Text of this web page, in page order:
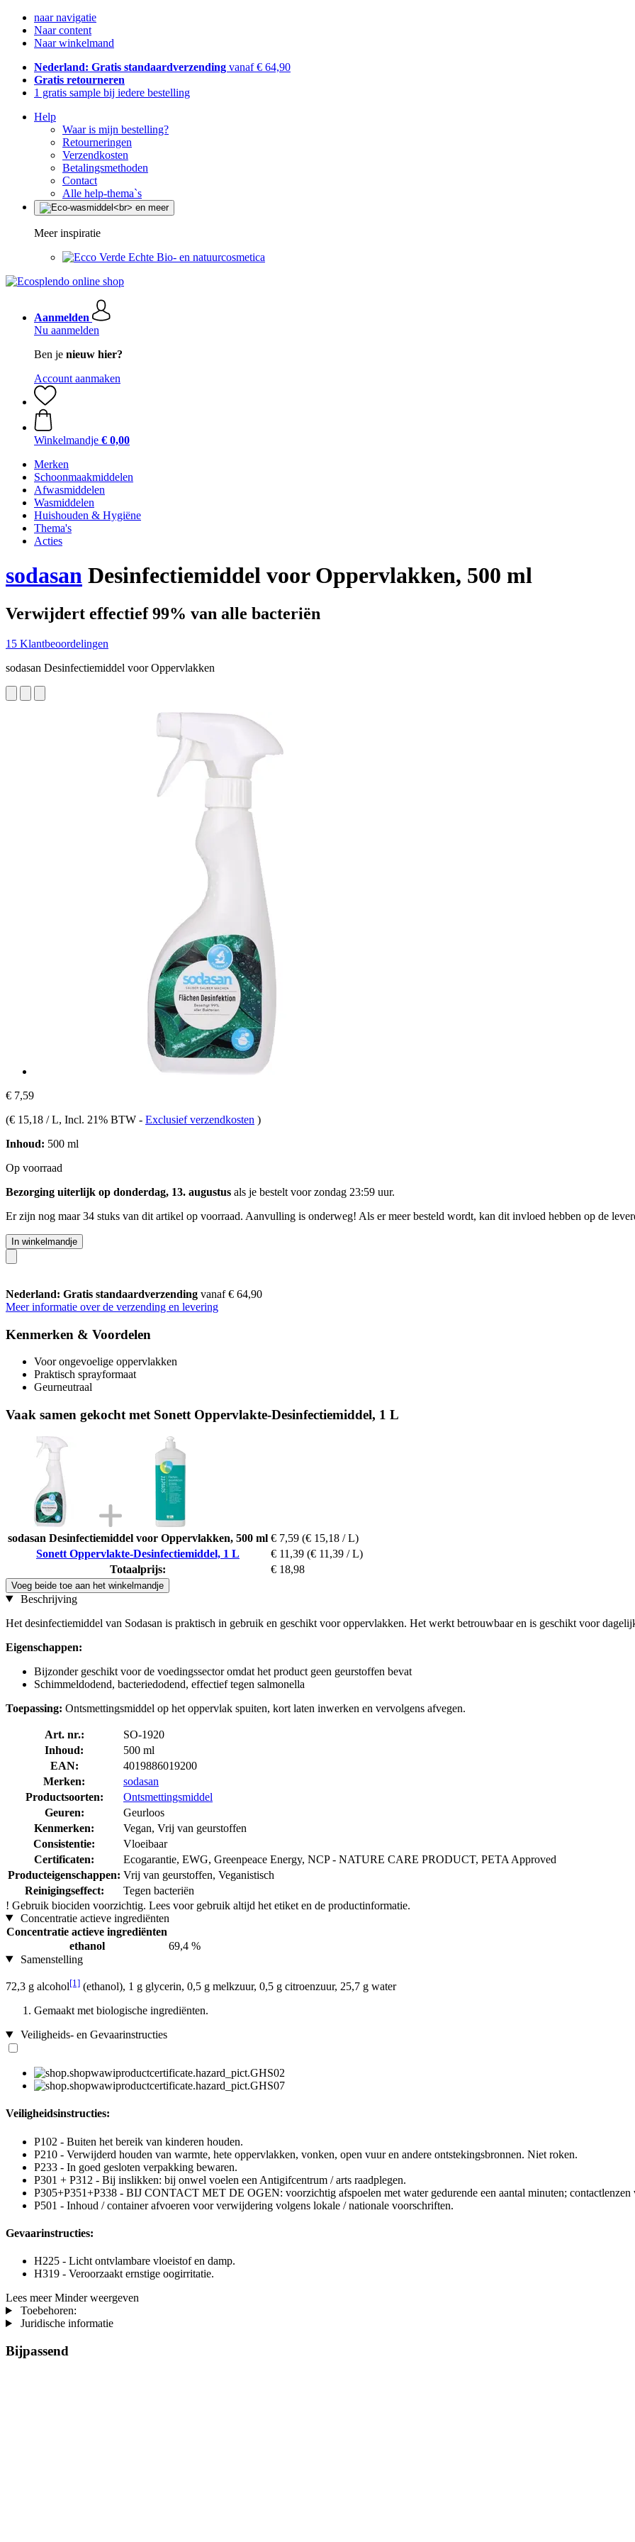
naar navigatie
Naar content
Naar winkelmand
Nederland: Gratis standaardverzending vanaf € 64,90
Gratis retourneren
1 gratis sample bij iedere bestelling
Help
Waar is mijn bestelling?
Retourneringen
Verzendkosten
Betalingsmethoden
Contact
Alle help-thema`s
Meer inspiratie
Echte Bio- en natuurcosmetica
Aanmelden
Nu aanmelden
Ben je nieuw hier?
Account aanmaken
Winkelmandje € 0,00
Merken
Schoonmaakmiddelen
Afwasmiddelen
Wasmiddelen
Huishouden & Hygiëne
Thema's
Acties
sodasan Desinfectiemiddel voor Oppervlakken, 500 ml
Verwijdert effectief 99% van alle bacteriën
15 Klantbeoordelingen
sodasan Desinfectiemiddel voor Oppervlakken
€ 7,59
(€ 15,18 / L, Incl. 21% BTW - Exclusief verzendkosten )
Inhoud: 500 ml
Op voorraad
Bezorging uiterlijk op donderdag, 13. augustus als je bestelt voorzondag 23:59 uur.
Er zijn nog maar 34 stuks van dit artikel op voorraad. Aanvulling is onderweg! Als er meer besteld wordt, kan dit invloed hebben op de
In winkelmandje
Nederland: Gratis standaardverzending vanaf € 64,90
Meer informatie over de verzending en levering
Kenmerken & Voordelen
Voor ongevoelige oppervlakken
Praktisch sprayformaat
Geurneutraal
Vaak samen gekocht met Sonett Oppervlakte-Desinfectiemiddel, 1 L
sodasan Desinfectiemiddel voor Oppervlakken, 500 ml € 7,59 (€ 15,18 / L)
Sonett Oppervlakte-Desinfectiemiddel, 1 L
€ 11,39 (€ 11,39 / L)
Totaalprijs:
€ 18,98
Voeg beide toe aan het winkelmandje
Beschrijving
Het desinfectiemiddel van Sodasan is praktisch in gebruik en geschikt voor oppervlakken. Het werkt betrouwbaar en is geschikt voor
Eigenschappen:
Bijzonder geschikt voor de voedingssector omdat het product geen geurstoffen bevat
Schimmeldodend, bacteriedodend, effectief tegen salmonella
Toepassing: Ontsmettingsmiddel op het oppervlak spuiten, kort laten inwerken en vervolgens afvegen.
Art. nr.:
SO-1920
Inhoud:
500 ml
EAN:
4019886019200
Merken:
sodasan
Productsoorten:
Ontsmettingsmiddel
Geuren:
Geurloos
Kenmerken:
Vegan, Vrij van geurstoffen
Consistentie:
Vloeibaar
Certificaten:
Ecogarantie, EWG, Greenpeace Energy, NCP - NATURE CARE PRODUCT, PETA Approved
Producteigenschappen: Vrij van geurstoffen, Veganistisch
Reinigingseffect:
Tegen bacteriën
! Gebruik biociden voorzichtig. Lees voor gebruik altijd het etiket en de productinformatie.
Concentratie actieve ingrediënten
Concentratie actieve ingrediënten
ethanol
69,4 %
Samenstelling
72,3 g alcohol[1] (ethanol), 1 g glycerin, 0,5 g melkzuur, 0,5 g citroenzuur, 25,7 g water
Gemaakt met biologische ingrediënten.
Veiligheids- en Gevaarinstructies
Veiligheidsinstructies:
P102 - Buiten het bereik van kinderen houden.
P210 - Verwijderd houden van warmte, hete oppervlakken, vonken, open vuur en andere ontstekingsbronnen. Niet roken.
P233 - In goed gesloten verpakking bewaren.
P301 + P312 - Bij inslikken: bij onwel voelen een Antigifcentrum / arts raadplegen.
P305+P351+P338 - BIJ CONTACT MET DE OGEN: voorzichtig afspoelen met water gedurende een aantal minuten;
P501 - Inhoud / container afvoeren voor verwijdering volgens lokale / nationale voorschriften.
Gevaarinstructies:
H225 - Licht ontvlambare vloeistof en damp.
H319 - Veroorzaakt ernstige oogirritatie.
Lees meer Minder weergeven
Toebehoren:
Juridische informatie
Bijpassend